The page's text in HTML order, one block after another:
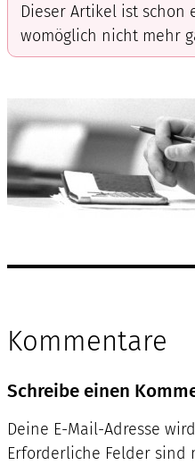
Dieser Artikel ist schon
womöglich nicht mehr
Kommentare
Schreibe einen
Deine E-Mail-Adresse
Erforderliche Felder sind